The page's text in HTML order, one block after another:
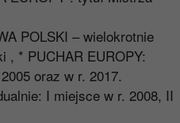
POLSKI – wielokrotnie
, * PUCHAR EUROPY:
oraz w r. 2017.
I miejsce w r. 2008, II